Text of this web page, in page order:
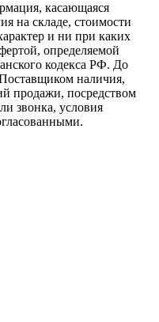
касающаяся
на складе, стоимости
и ни при каких
определяемой
кодекса РФ. До
наличия,
продажи, посредством
звонка, условия